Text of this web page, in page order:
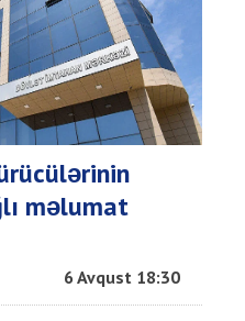
məlumat
6 Avqust 18:30